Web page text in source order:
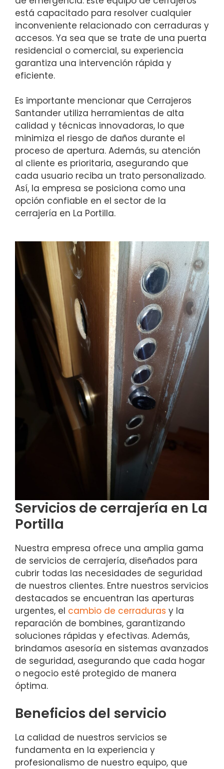
está capacitado para resolver cualquier
inconveniente relacionado con cerraduras y
accesos. Ya sea que se trate de una puerta
residencial o comercial, su experiencia
garantiza una intervención rápida y
eficiente.
Es importante mencionar que Cerrajeros
Santander utiliza herramientas de alta
calidad y técnicas innovadoras, lo que
minimiza el riesgo de daños durante el
proceso de apertura. Además, su atención
al cliente es prioritaria, asegurando que
cada usuario reciba un trato personalizado.
Así, la empresa se posiciona como una
opción confiable en el sector de la
cerrajería en La Portilla.
Servicios de cerrajería en La
Portilla
Nuestra empresa ofrece una amplia gama
de servicios de cerrajería, diseñados para
cubrir todas las necesidades de seguridad
de nuestros clientes. Entre nuestros servicios
destacados se encuentran las aperturas
urgentes, el cambio de cerraduras y la
reparación de bombines, garantizando
soluciones rápidas y efectivas. Además,
brindamos asesoría en sistemas avanzados
de seguridad, asegurando que cada hogar
o negocio esté protegido de manera
óptima.
Beneficios del servicio
La calidad de nuestros servicios se
fundamenta en la experiencia y
profesionalismo de nuestro equipo, que